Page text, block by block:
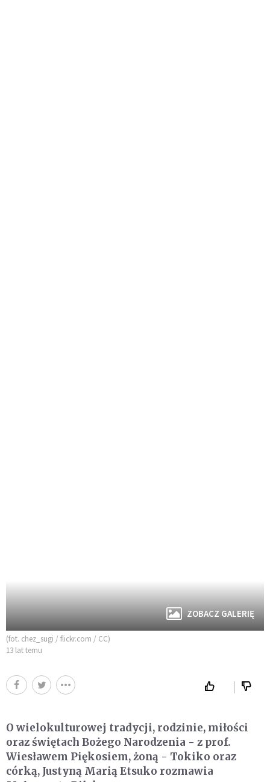
ZOBACZ GALERIĘ
(fot. chez_sugi / flickr.com / CC)
13 lat temu
O wielokulturowej tradycji, rodzinie, miłości
oraz świętach Bożego Narodzenia - z prof.
Wiesławem Piękosiem, żoną - Tokiko oraz
córką, Justyną Marią Etsuko rozmawia